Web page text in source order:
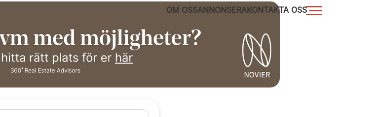
OM OSSANNONSERAKONTAKTA OSS